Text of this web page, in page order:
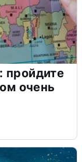
пройдите
очень